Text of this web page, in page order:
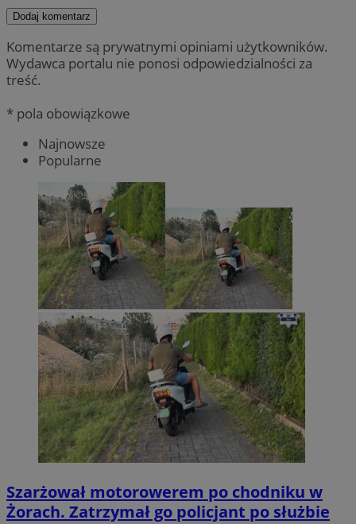
Dodaj komentarz
Komentarze są prywatnymi opiniami użytkowników.
Wydawca portalu nie ponosi odpowiedzialności za
treść.
* pola obowiązkowe
Najnowsze
Popularne
Szarżował motorowerem po chodniku w
Żorach. Zatrzymał go policjant po służbie